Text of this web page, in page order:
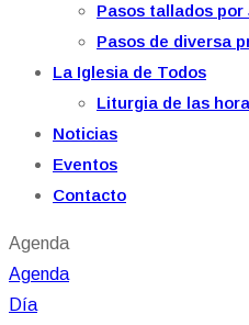
Pasos tallados por
Pasos de diversa
La Iglesia de Todos
Liturgia de las
Noticias
Eventos
Contacto
Agenda
Agenda
Día